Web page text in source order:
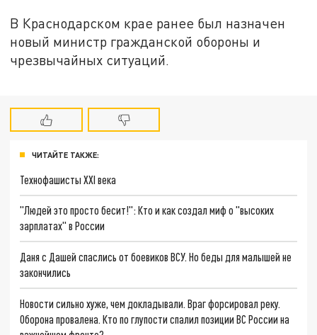
В Краснодарском крае ранее был назначен
новый министр гражданской обороны и
чрезвычайных ситуаций.
ЧИТАЙТЕ ТАКЖЕ:
Технофашисты XXI века
"Людей это просто бесит!": Кто и как создал миф о "высоких
зарплатах" в России
Даня с Дашей спаслись от боевиков ВСУ. Но беды для малышей не
закончились
Новости сильно хуже, чем докладывали. Враг форсировал реку.
Оборона провалена. Кто по глупости спалил позиции ВС России на